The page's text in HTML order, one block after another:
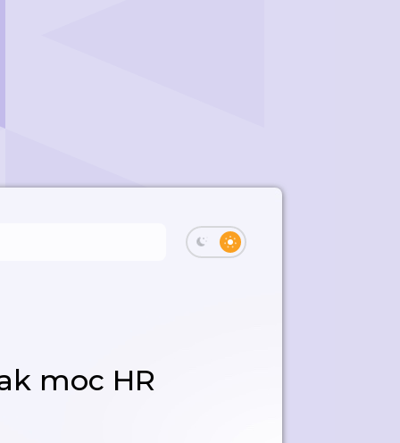
moc HR